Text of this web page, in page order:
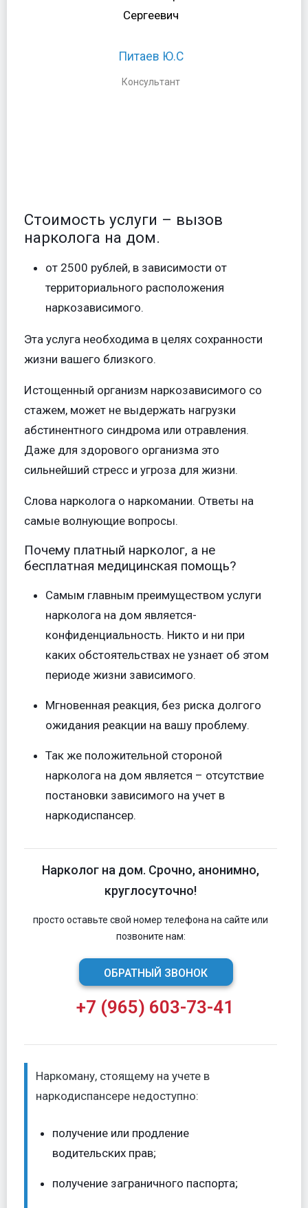
Питаев Ю.С
Консультант
Питаев Ю.С
Бесплатная консультация
Стоимость услуги – вызов
нарколога на дом.
от 2500 рублей, в зависимости от
территориального расположения
наркозависимого.
Эта услуга необходима в целях сохранности
жизни вашего близкого.
Истощенный организм наркозависимого со
стажем, может не выдержать нагрузки
абстинентного синдрома или отравления.
Даже для здорового организма это
сильнейший стресс и угроза для жизни.
Слова нарколога о наркомании. Ответы на
самые волнующие вопросы.
Почему платный нарколог, а не
бесплатная медицинская помощь?
Самым главным преимуществом услуги
нарколога на дом является-
конфиденциальность. Никто и ни при
каких обстоятельствах не узнает об этом
периоде жизни зависимого.
Мгновенная реакция, без риска долгого
ожидания реакции на вашу проблему.
Так же положительной стороной
нарколога на дом является – отсутствие
постановки зависимого на учет в
наркодиспансер.
Нарколог на дом. Срочно, анонимно,
круглосуточно!
просто оставьте свой номер телефона на сайте или
позвоните нам:
ОБРАТНЫЙ ЗВОНОК
+7 (965) 603-73-41
Наркоману, стоящему на учете в
наркодиспансере недоступно:
получение или продление
водительских прав;
получение заграничного паспорта;